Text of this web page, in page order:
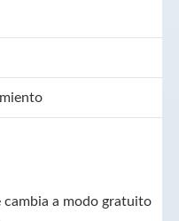
cambia a modo gratuito